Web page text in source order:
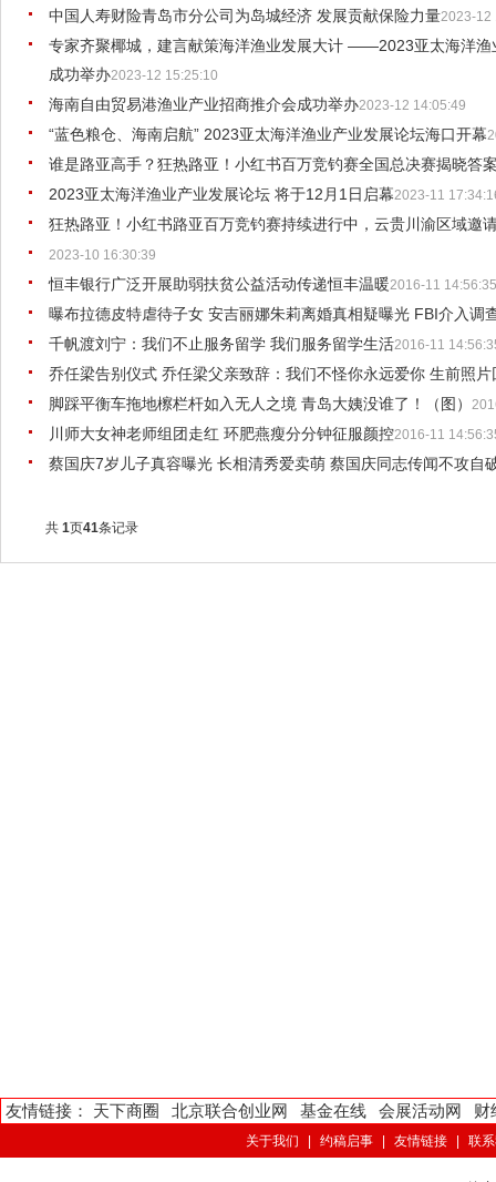
中国人寿财险青岛市分公司为岛城经济 发展贡献保险力量2023-12
专家齐聚椰城，建言献策海洋渔业发展大计 ——2023亚太海洋渔
成功举办2023-12 15:25:10
海南自由贸易港渔业产业招商推介会成功举办2023-12 14:05:49
“蓝色粮仓、海南启航” 2023亚太海洋渔业产业发展论坛海口开幕
谁是路亚高手？狂热路亚！小红书百万竞钓赛全国总决赛揭晓答
2023亚太海洋渔业产业发展论坛 将于12月1日启幕2023-11
狂热路亚！小红书路亚百万竞钓赛持续进行中，云贵川渝区域邀
2023-10 16:30:39
恒丰银行广泛开展助弱扶贫公益活动传递恒丰温暖2016-11 14:56:35
曝布拉德皮特虐待子女 安吉丽娜朱莉离婚真相疑曝光 FBI介入调
千帆渡刘宁：我们不止服务留学 我们服务留学生活2016-11
乔任梁告别仪式 乔任梁父亲致辞：我们不怪你永远爱你 生前照片
脚踩平衡车拖地檫栏杆如入无人之境 青岛大姨没谁了！（图）
川师大女神老师组团走红 环肥燕瘦分分钟征服颜控2016-11
蔡国庆7岁儿子真容曝光 长相清秀爱卖萌 蔡国庆同志传闻不攻自
共 1页41条记录
友情链接： 天下商圈 北京联合创业网 基金在线 会展活动网 财
关于我们 约稿启事 友情链接 联